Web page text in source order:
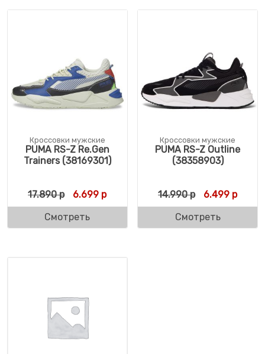
Кроссовки мужские
PUMA RS-Z Re.Gen
Trainers (38169301)
17.890р Первоначальная цена составляла 17.890
6.699 рТекущая цена: 6.699 р.
Смотреть
Кроссовки мужские
PUMA RS-Z Outline
(38358903)
14.990р 6.499 р
Смотреть